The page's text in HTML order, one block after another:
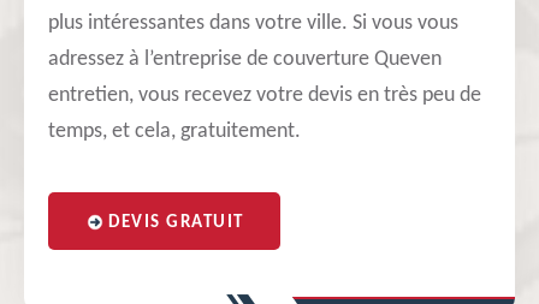
plus intéressantes dans votre ville. Si vous vous
adressez à l’entreprise de couverture Queven
entretien, vous recevez votre devis en très peu de
temps, et cela, gratuitement.
DEVIS GRATUIT